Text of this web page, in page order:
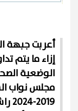
أعربت جبهة
إزاء ما يتم
الوضعية
مجلس نواب